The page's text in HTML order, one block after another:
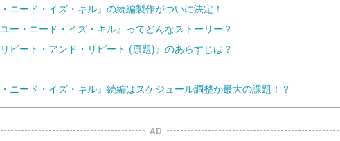
ニード・イズ・キル』の続編製作がついに決定！
ー・ニード・イズ・キル』ってどんなストーリー？
リピート・アンド・リピート (原題)』のあらすじは？
・ニード・イズ・キル』続編はスケジュール調整が最大の課題！？
AD